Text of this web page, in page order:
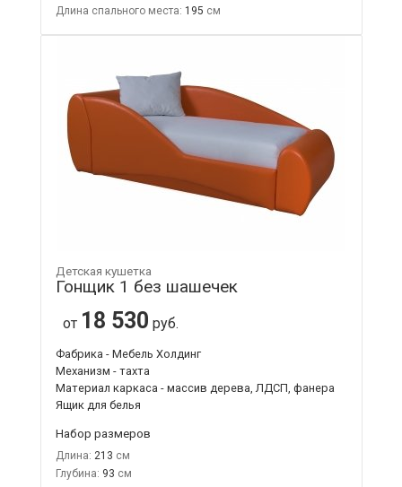
Длина спального места: 195
Детская кушетка
Гонщик 1 без шашечек
от 18 530 руб.
Фабрика - Мебель Холдинг
Механизм - тахта
Материал каркаса - массив дерева, ЛДСП, фанера
Ящик для белья
Набор размеров
Длина: 213
Глубина: 93